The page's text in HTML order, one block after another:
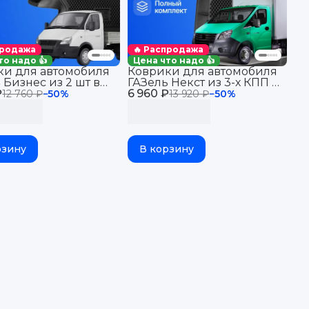
надо 👍
12 760 ₽−50%
для автомобиля
Бизнес из 2 шт в
с
🔥 Распродажа
Цена что надо 👍
6 960 ₽13 920 ₽−50%
Коврики для автомобиля
ГАЗель Некст из 3-х КПП с
пола Standard, ГАЗон
В корзину